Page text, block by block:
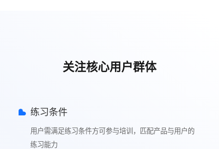
关注核心用户群体
练习条件
用户需满足练习条件方可参与培训，匹配产品与用户的
练习能力